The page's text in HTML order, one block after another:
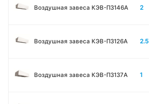
Воздушная завеса КЭВ-П3146A 2
Воздушная завеса КЭВ-П3126A 2.5
Воздушная завеса КЭВ-П3137A 1